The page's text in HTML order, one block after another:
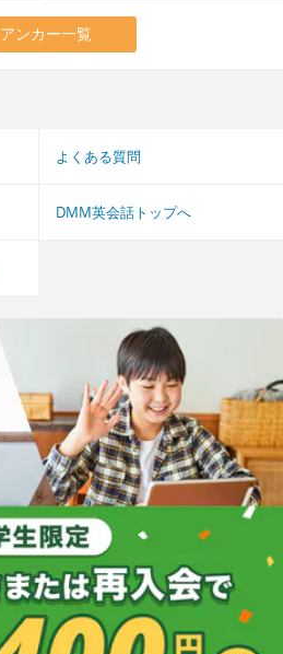
アンカー一覧
よくある質問
DMM英会話トップへ